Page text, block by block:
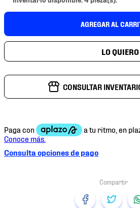
AGREGAR AL
CONSULTAR
Consulta opciones de pago
7.
mochilas
9.
chivas